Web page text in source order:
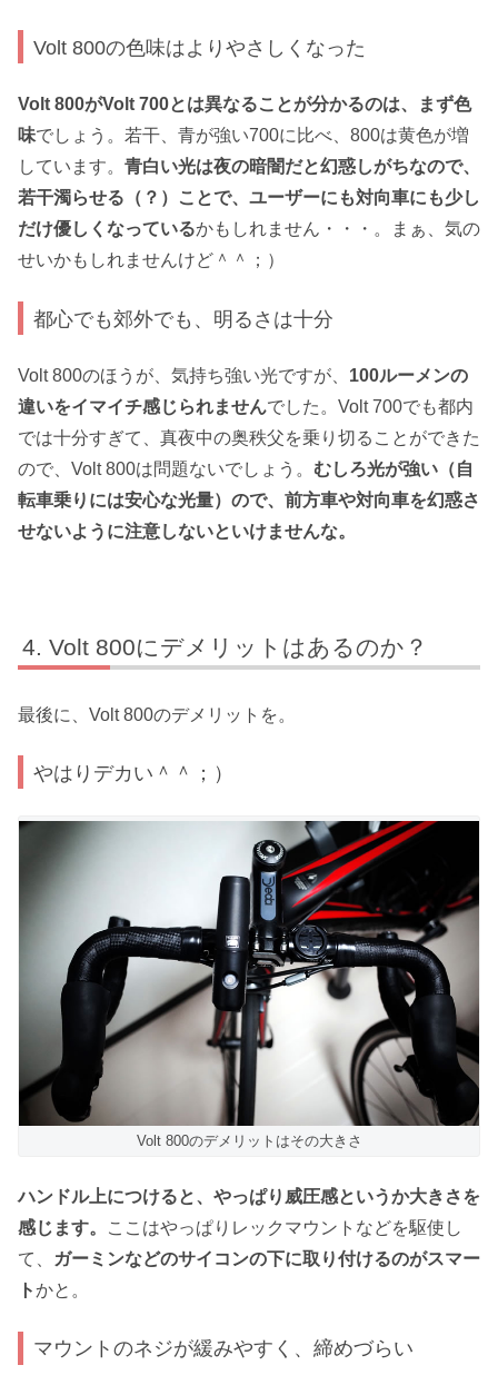
Volt 800の色味はよりやさしくなった
Volt 800がVolt 700とは異なることが分かるのは、まず色
味でしょう。若干、青が強い700に比べ、800は黄色が増
しています。 青白い光は夜の暗闇だと幻惑しがちなので、
若干濁らせる（？）ことで、ユーザーにも対向車にも少し
だけ優しくなっているかもしれません・・・。まぁ、気の
せいかもしれませんけど＾＾；）
都心でも郊外でも、明るさは十分
Volt 800のほうが、気持ち強い光ですが、 100ルーメンの
違いをイマイチ感じられませんでした。Volt 700でも都内
では十分すぎて、真夜中の奥秩父を乗り切ることができた
ので、Volt 800は問題ないでしょう。 むしろ光が強い（自
転車乗りには安心な光量）ので、前方車や対向車を幻惑さ
せないように注意しないといけませんな。
Volt 800にデメリットはあるのか？
最後に、Volt 800のデメリットを。
やはりデカい＾＾；）
Volt 800のデメリットはその大きさ
ハンドル上につけると、やっぱり威圧感というか大きさを
感じます。
ここはやっぱりレックマウントなどを駆使し
て、
ガーミンなどのサイコンの下に取り付けるのがスマー
トかと。
マウントのネジが緩みやすく、締めづらい